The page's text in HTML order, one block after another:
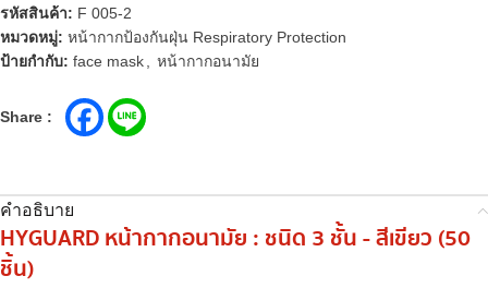
รหัสสินค้า: F 005-2
หมวดหมู่: หน้ากากป้องกันฝุ่น Respiratory Protection
ป้ายกำกับ: face mask หน้ากากอนามัย
Share :
คำอธิบาย
HYGUARD หน้ากากอนามัย : ชนิด 3 ชั้น - สีเขียว (50
ชิ้น)